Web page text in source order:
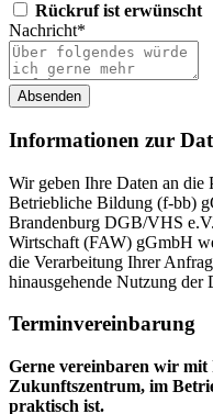
Rückruf ist erwünscht
Nachricht*
Absenden
Informationen zur
Wir geben Ihre Daten an die
Betriebliche Bildung (f-bb)
Brandenburg DGB/VHS
Wirtschaft (FAW) gGmbH
die Verarbeitung Ihrer
hinausgehende Nutzung der
Terminvereinbarung
Gerne vereinbaren wir
Zukunftszentrum, im
praktisch ist.